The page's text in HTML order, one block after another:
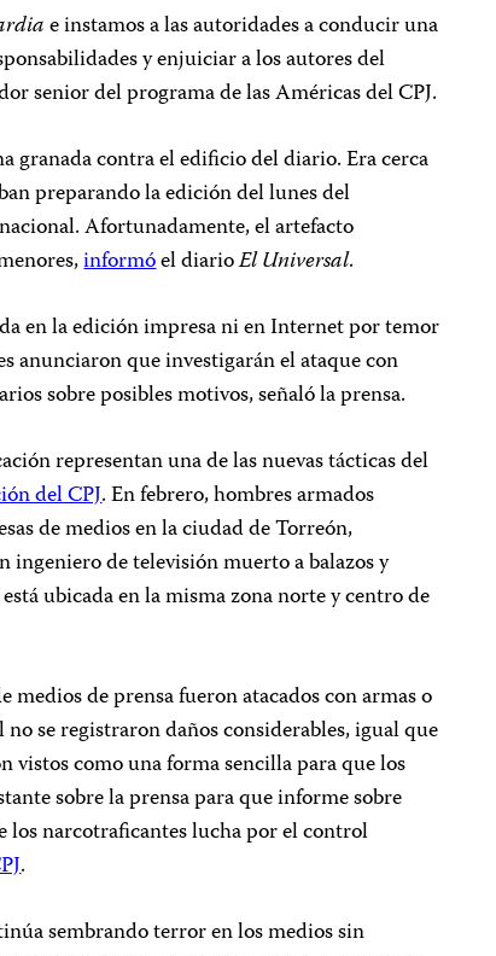
e instamos a las autoridades a conducir una
y enjuiciar a los autores del
senior del programa de las Américas del CPJ.
granada contra el edificio del diario. Era cerca
preparando la edición del lunes del
Afortunadamente, el artefacto
informóel diarioEl Universal.
en la edición impresa ni en Internet por temor
anunciaron que investigarán el ataque con
sobre posibles motivos, señaló la prensa.
representan una de las nuevas tácticas del
del CPJ. En febrero, hombres armados
de medios en la ciudad de Torreón,
de televisión muerto a balazos y
ubicada en la misma zona norte y centro de
medios de prensa fueron atacados con armas o
se registraron daños considerables, igual que
vistos como una forma sencilla para que los
sobre la prensa para que informe sobre
los narcotraficantes lucha por el control
.
sembrando terror en los medios sin